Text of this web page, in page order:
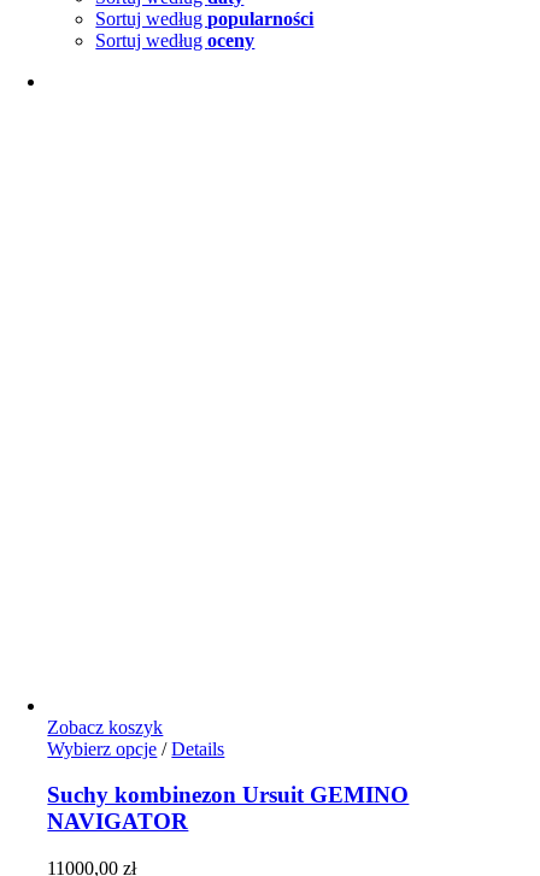
Sortuj wedługpopularności
Sortuj wedługoceny
Zobacz koszyk
Wybierz opcje Ten
ma
wiele
wariantów.
/ Details
Suchy kombinezon Ursuit GEMINO
NAVIGATOR
11000,00zł